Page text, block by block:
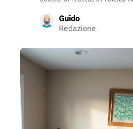
Guido
Redazione